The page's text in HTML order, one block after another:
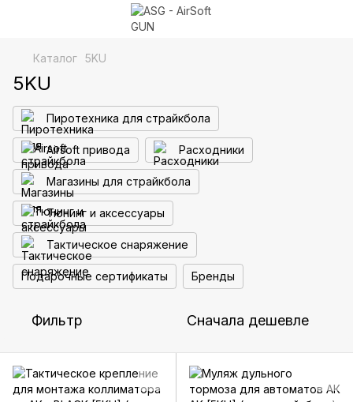
Каталог 5KU
5KU
Пиротехника для страйкбола
Airsoft привода Расходники
Магазины для страйкбола
Тюнинг и аксессуары
Тактическое снаряжение
Подарочные сертификаты Бренды
Фильтр Сначала дешевле